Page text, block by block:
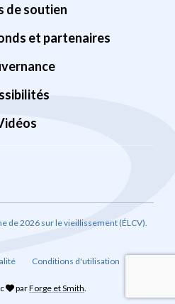
de soutien
et partenaires
de 2026 sur le vieillissement (ÉLCV).
Conditions d'utilisation
parForge et Smith.